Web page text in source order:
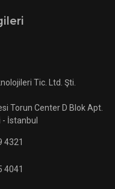
Tic. Ltd. Şti.
Torun Center D Blok Apt.
- İstanbul
4321
4041